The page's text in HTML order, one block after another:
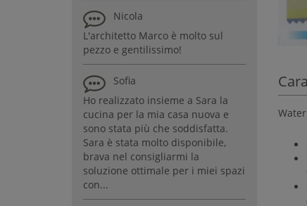
Nicola
L'architetto Marco è molto sul
pezzo e gentilissimo!
Sofia
Ho realizzato insieme a Sara la
cucina per la mia casa nuova e
sono stata più che soddisfatta.
Sara è stata molto disponibile,
brava nel consigliarmi la
soluzione ottimale per i miei spazi
con...